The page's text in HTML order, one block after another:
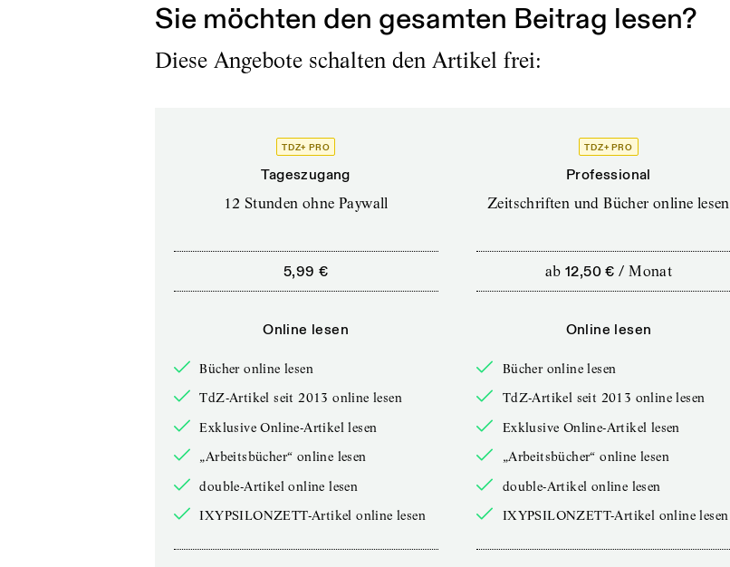
Sie möchten den gesamten Beitrag lesen?
Diese Angebote schalten den Artikel frei:
TDZ+ PRO
Tageszugang
12 Stunden ohne Paywall
5,99 €
Online lesen
Bücher online lesen
TdZ-Artikel seit 2013 online lesen
Exklusive Online-Artikel lesen
„Arbeitsbücher“ online lesen
double-Artikel online lesen
IXYPSILONZETT-Artikel online lesen
TDZ+ PRO
Professional
Zeitschriften und Bücher online lesen
ab 12,50 € /Monat
Online lesen
Bücher online lesen
TdZ-Artikel seit 2013 online lesen
Exklusive Online-Artikel lesen
„Arbeitsbücher“ online lesen
double-Artikel online lesen
IXYPSILONZETT-Artikel online lesen